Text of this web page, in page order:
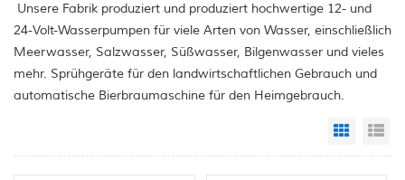
Unsere Fabrik produziert und produziert hochwertige 12- und
24-Volt-Wasserpumpen für viele Arten von Wasser, einschließlich
Meerwasser, Salzwasser, Süßwasser, Bilgenwasser und vieles
mehr. Sprühgeräte für den landwirtschaftlichen Gebrauch und
automatische Bierbraumaschine für den Heimgebrauch.
Grid